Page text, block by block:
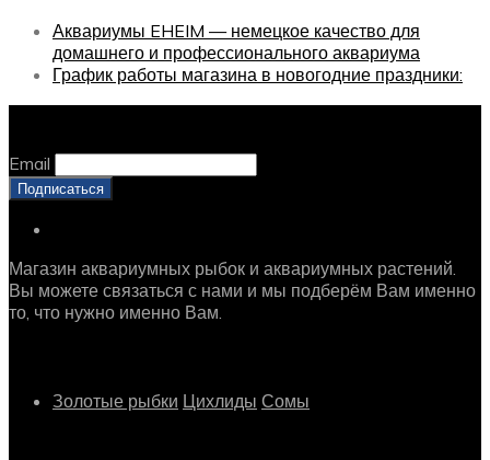
Аквариумы EHEIM — немецкое качество для
домашнего и профессионального аквариума
График работы магазина в новогодние праздники:
Email
Магазин аквариумных рыбок и аквариумных растений.
Вы можете связаться с нами и мы подберём Вам именно
то, что нужно именно Вам.
Золотые рыбки Цихлиды Сомы